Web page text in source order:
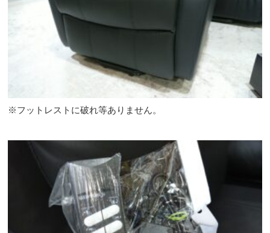
※フットレストに破れ等ありません。